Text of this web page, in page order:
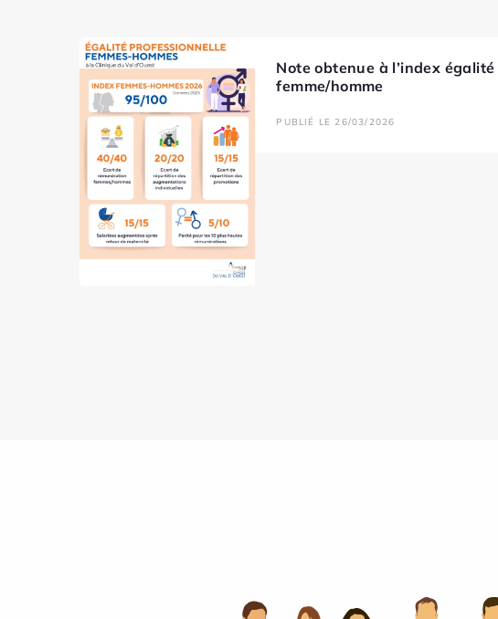
Note obtenue à l’index égalité
femme/homme
PUBLIÉ LE 26/03/2026